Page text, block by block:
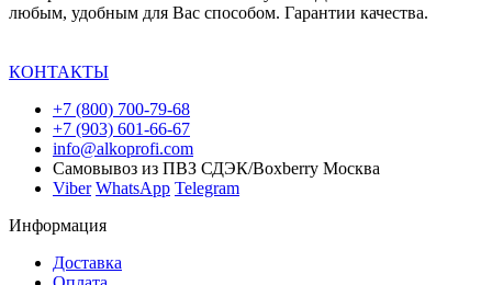
любым, удобным для Вас способом. Гарантии качества.
КОНТАКТЫ
+7 (800) 700-79-68
+7 (903) 601-66-67
info@alkoprofi.com
Самовывоз из ПВЗ СДЭК/Boxberry Москва
Viber WhatsApp Telegram
Информация
Доставка